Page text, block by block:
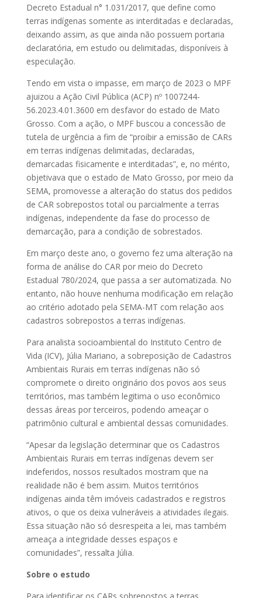
Decreto Estadual n° 1.031/2017, que define como
terras indígenas somente as interditadas e declaradas,
deixando assim, as que ainda não possuem portaria
declaratória, em estudo ou delimitadas, disponíveis à
especulação.
Tendo em vista o impasse, em março de 2023 o MPF
ajuizou a Ação Civil Pública (ACP) nº 1007244-
56.2023.4.01.3600 em desfavor do estado de Mato
Grosso. Com a ação, o MPF buscou a concessão de
tutela de urgência a fim de “proibir a emissão de CARs
em terras indígenas delimitadas, declaradas,
demarcadas fisicamente e interditadas”, e, no mérito,
objetivava que o estado de Mato Grosso, por meio da
SEMA, promovesse a alteração do status dos pedidos
de CAR sobrepostos total ou parcialmente a terras
indígenas, independente da fase do processo de
demarcação, para a condição de sobrestados.
Em março deste ano, o governo fez uma alteração na
forma de análise do CAR por meio do Decreto
Estadual 780/2024, que passa a ser automatizada. No
entanto, não houve nenhuma modificação em relação
ao critério adotado pela SEMA-MT com relação aos
cadastros sobrepostos a terras indígenas.
Para analista socioambiental do Instituto Centro de
Vida (ICV), Júlia Mariano, a sobreposição de Cadastros
Ambientais Rurais em terras indígenas não só
compromete o direito originário dos povos aos seus
territórios, mas também legitima o uso econômico
dessas áreas por terceiros, podendo ameaçar o
patrimônio cultural e ambiental dessas comunidades.
“Apesar da legislação determinar que os Cadastros
Ambientais Rurais em terras indígenas devem ser
indeferidos, nossos resultados mostram que na
realidade não é bem assim. Muitos territórios
indígenas ainda têm imóveis cadastrados e registros
ativos, o que os deixa vulneráveis a atividades ilegais.
Essa situação não só desrespeita a lei, mas também
ameaça a integridade desses espaços e
comunidades”, ressalta Júlia.
Sobre o estudo